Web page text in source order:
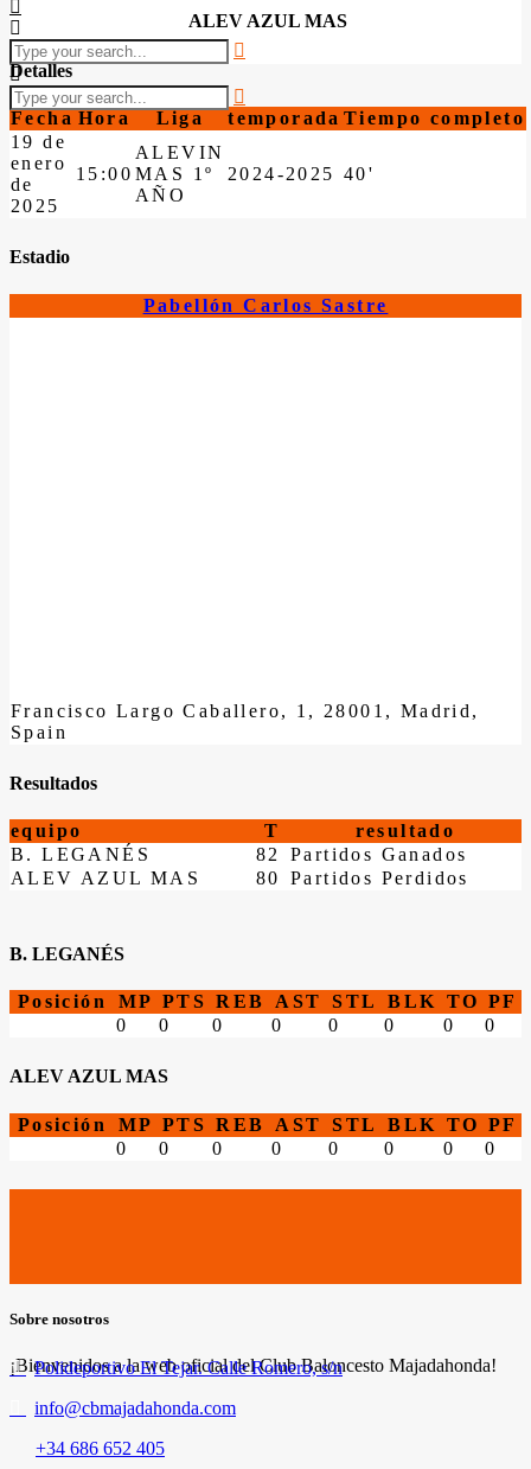
ALEV AZUL MAS
Detalles
Fecha Hora Liga temporada Tiempo completo
19 de
enero
de
2025
15:00
ALEVIN
MAS 1º
AÑO
2024-2025 40'
Estadio
Pabellón Carlos Sastre
Francisco Largo Caballero, 1, 28001, Madrid,
Spain
Resultados
equipo T
resultado
B. LEGANÉS
82
Partidos Ganados
ALEV AZUL MAS
80 Partidos Perdidos
B. LEGANÉS
Posición MP PTS REB AST STL BLK TO PF
0
0 0 0 0 0 0 0
ALEV AZUL MAS
Posición MP PTS REB AST STL BLK TO PF
0
0 0 0 0 0 0 0
Sobre nosotros
¡Bienvenidos a la web oficial del Club Baloncesto Majadahonda!
Polideportivo El Tejar. Calle Romero, s/n
info@cbmajadahonda.com
+34 686 652 405